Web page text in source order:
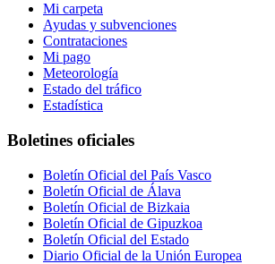
Mi carpeta
Ayudas y subvenciones
Contrataciones
Mi pago
Meteorología
Estado del tráfico
Estadística
Boletines oficiales
Boletín Oficial del País Vasco
Boletín Oficial de Álava
Boletín Oficial de Bizkaia
Boletín Oficial de Gipuzkoa
Boletín Oficial del Estado
Diario Oficial de la Unión Europea